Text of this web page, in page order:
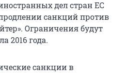
дел стран ЕС
санкций против
Ограничения будут
2016 года.
санкции в